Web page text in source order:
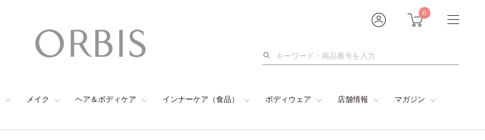
0
検
メイク ヘア＆ボディケア インナーケア（食品） ボディウェア 店舗情報 マガジン